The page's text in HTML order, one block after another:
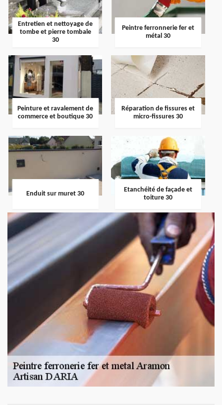
Entretien et nettoyage de
tombe et pierre tombale
30
Peintre ferronnerie fer et
métal 30
Peinture et ravalement de
commerce et boutique 30
Réparation de fissures et
micro-fissures 30
Enduit sur muret 30
Etanchéité de façade et
toiture 30